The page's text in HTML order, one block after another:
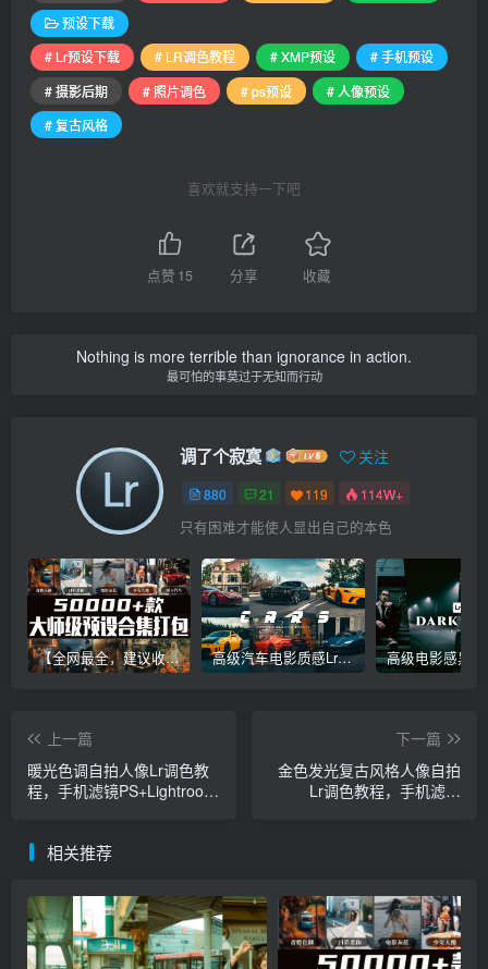
预设下载
# Lr预设下载
# LR调色教程 # XMP预设
# 手机预设
# 摄影后期
# 照片调色 # ps预设
# 人像预设
# 复古风格
喜欢就支持一下吧
点赞 15 分享 收藏
Nothing is more terrible than ignorance in action.
最可怕的事莫过于无知而行动
调了个寂寞 关注
880 21 119 114W+
只有困难才能使人显出自己的本色
【全网最全，建议收藏】5万多款Lr顶级调色预设合集，精心整理，分类清晰，摄影师调色师必备素材，够用一辈子！ 高级汽车电影质感Lr调色教程，手机滤镜PS+Lightroom预设下载！
上一篇
暖光色调自拍人像Lr调色教
程，手机滤镜PS+Lightroom
下一篇
金色发光复古风格人像自拍
Lr调色教程，手机滤镜
相关推荐